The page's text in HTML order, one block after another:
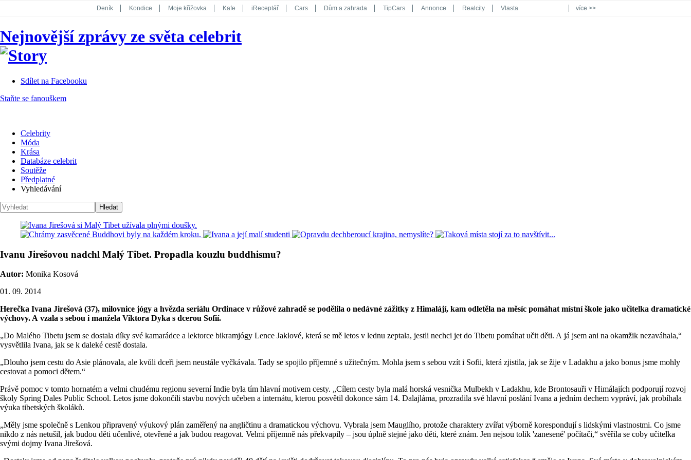
Deník Kondice Moje křížovka Kafe iReceptář Cars Dům a zahrada TipCars Annonce Realcity Vlasta
Koktejl
více >>
Nejnovější zprávy ze světa celebrit
Sdílet na Facebooku
Staňte se fanouškem
Celebrity
Móda
Krása
Databáze celebrit
Soutěže
Předplatné
Vyhledávání
Ivanu Jirešovou nadchl Malý Tibet. Propadla kouzlu buddhismu?
Autor: Monika Kosová
01. 09. 2014
Herečka Ivana Jirešová (37), milovnice jógy a hvězda seriálu Ordinace v růžové zahradě se podělila o nedávné zážitky z Himalájí, kam odletěla na měsíc pomáhat místní škole jako učitelka dramatické
výchovy. A vzala s sebou i manžela Viktora Dyka s dcerou Sofií.
„Do Malého Tibetu jsem se dostala díky své kamarádce a lektorce bikramjógy Lence Jaklové, která se mě letos v lednu zeptala, jestli nechci jet do Tibetu pomáhat učit děti. A já jsem ani na okamžik nezaváhala,“
vysvětlila Ivana, jak se k daleké cestě dostala.
„Dlouho jsem cestu do Asie plánovala, ale kvůli dceři jsem neustále vyčkávala. Tady se spojilo příjemné s užitečným. Mohla jsem s sebou vzít i Sofii, která zjistila, jak se žije v Ladakhu a jako bonus jsme mohly
cestovat a pomoci dětem.“
Právě pomoc v tomto hornatém a velmi chudému regionu severní Indie byla tím hlavní motivem cesty. „Cílem cesty byla malá horská vesnička Mulbekh v Ladakhu, kde Brontosauři v Himálajích podporují rozvoj
školy Spring Dales Public School. Letos jsme dokončili stavbu nových učeben a internátu, kterou posvětil dokonce sám 14. Dalajláma, prozradila své hlavní poslání Ivana a jedním dechem vypráví, jak probíhala
výuka tibetských školáků.
„Měly jsme společně s Lenkou připravený výukový plán zaměřený na angličtinu a dramatickou výchovu. Vybrala jsem Mauglího, protože charaktery zvířat výborně korespondují s lidskými vlastnostmi. Co jsme
nikdo z nás netušil, jak budou děti učenlivé, otevřené a jak budou reagovat. Velmi příjemně nás překvapily – jsou úplně stejné jako děti, které znám. Jen nejsou tolik 'zanesené' počítači,“ svěřila se coby učitelka
svými dojmy Ivana Jirešová.